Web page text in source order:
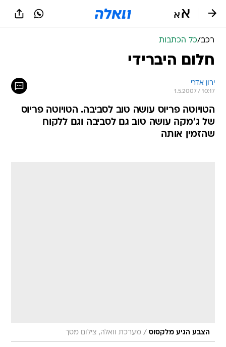
רכב/כל הכתבות
חלום היברידי
ירון אדרי
1.5.2007 / 10:17
הטויוטה פריוס עושה טוב לסביבה. הטויוטה פריוס
של ג'מקה עושה טוב גם לסביבה וגם ללקוח
שהזמין אותה
הצבע הגיע מלקסוס / מערכת וואלה, צילום מסך